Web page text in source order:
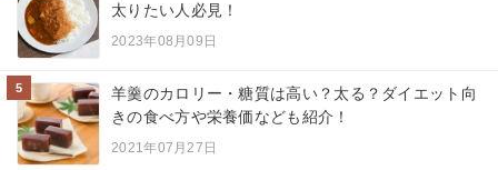
太りたい人必見！
2023年08月09日
5
羊羹のカロリー・糖質は高い？太る？ダイエット向
きの食べ方や栄養価なども紹介！
2021年07月27日